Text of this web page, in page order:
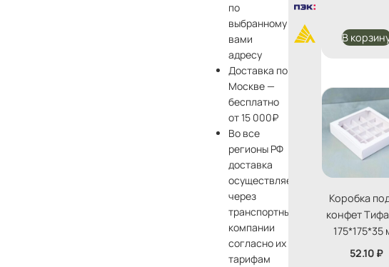
по
выбранному
вами
адресу
Доставка по
Москве —
бесплатно
от 15 000₽
Во все
регионы РФ
доставка
осуществляется
через
транспортные
компании
согласно их
тарифам
В
Коробка
конфет
175*175*35
52.10 ₽